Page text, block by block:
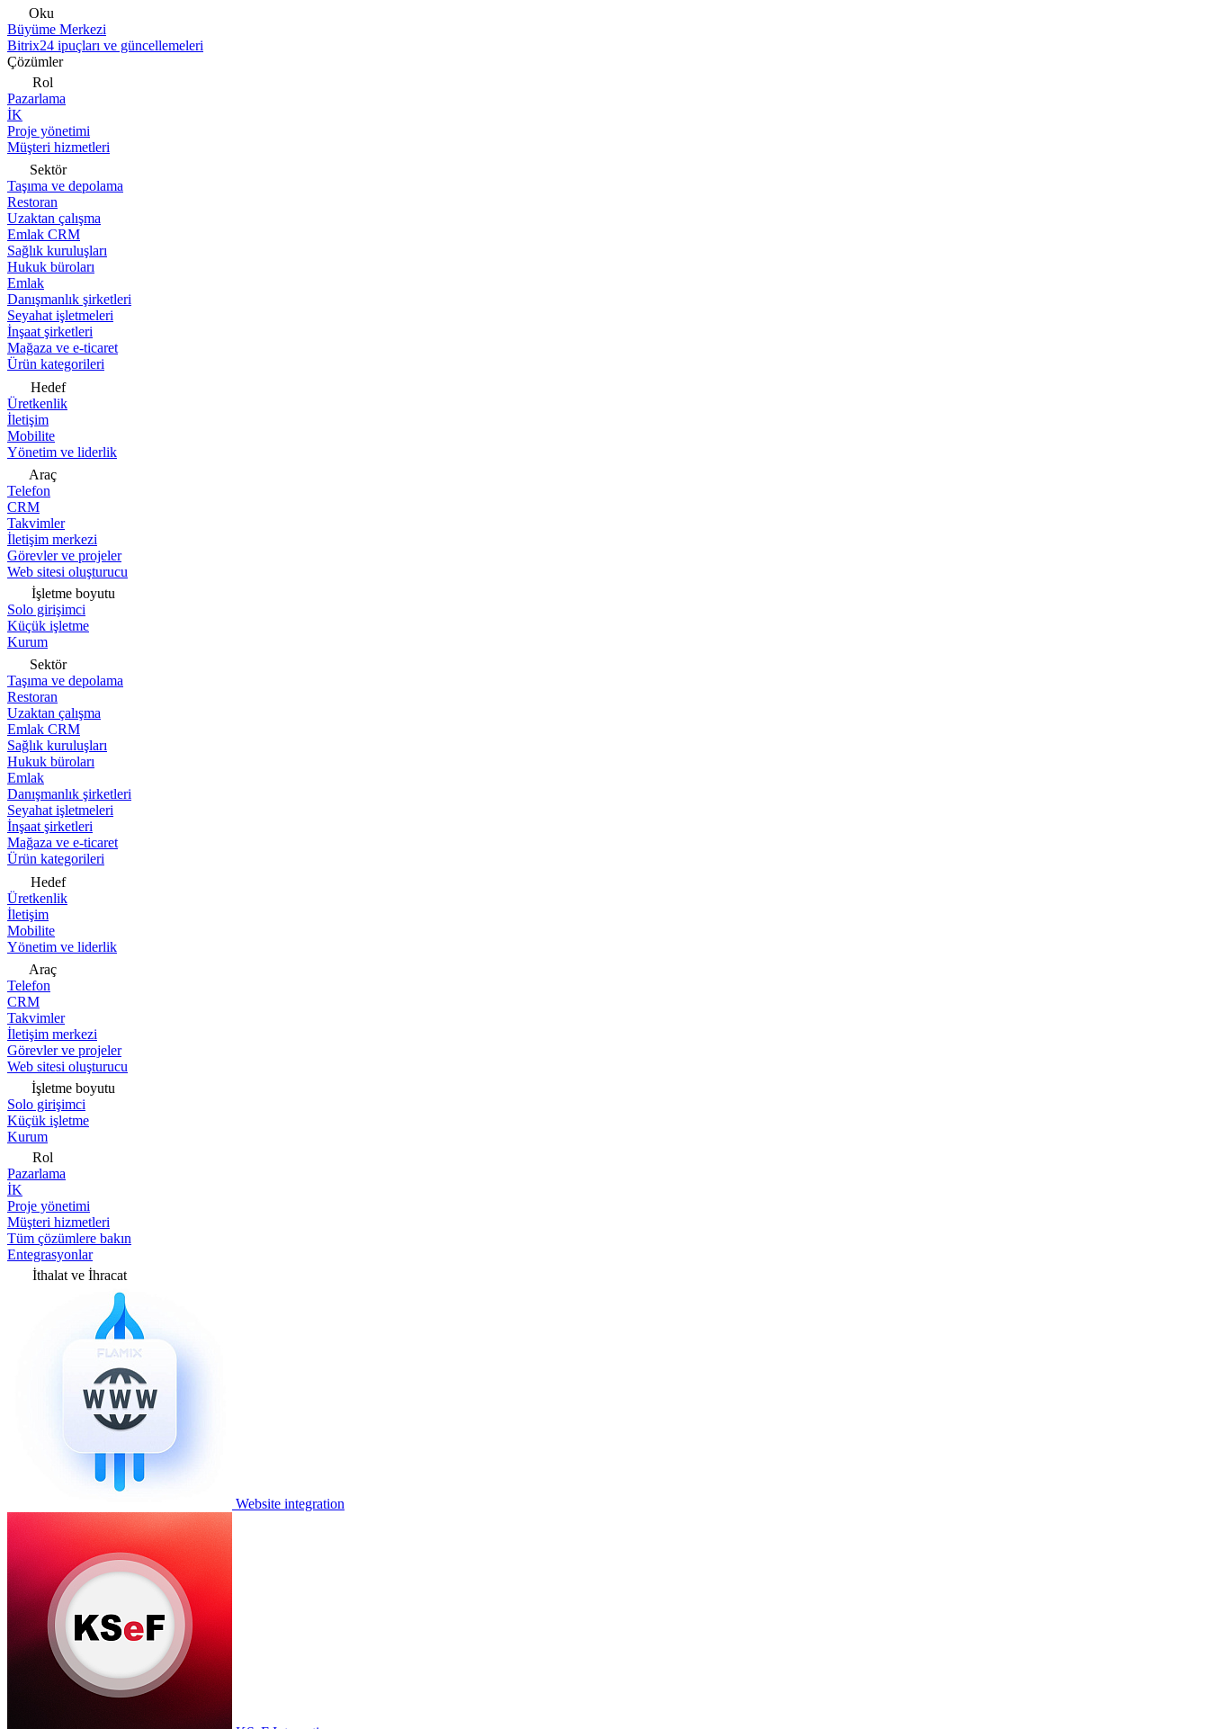
Oku
Büyüme Merkezi
Bitrix24 ipuçları ve güncellemeleri
Çözümler
Rol
Pazarlama
İK
Proje yönetimi
Müşteri hizmetleri
Sektör
Taşıma ve depolama
Restoran
Uzaktan çalışma
Emlak CRM
Sağlık kuruluşları
Hukuk büroları
Emlak
Danışmanlık şirketleri
Seyahat işletmeleri
İnşaat şirketleri
Mağaza ve e-ticaret
Ürün kategorileri
Hedef
Üretkenlik
İletişim
Mobilite
Yönetim ve liderlik
Araç
Telefon
CRM
Takvimler
İletişim merkezi
Görevler ve projeler
Web sitesi oluşturucu
İşletme boyutu
Solo girişimci
Küçük işletme
Kurum
Sektör
Taşıma ve depolama
Restoran
Uzaktan çalışma
Emlak CRM
Sağlık kuruluşları
Hukuk büroları
Emlak
Danışmanlık şirketleri
Seyahat işletmeleri
İnşaat şirketleri
Mağaza ve e-ticaret
Ürün kategorileri
Hedef
Üretkenlik
İletişim
Mobilite
Yönetim ve liderlik
Araç
Telefon
CRM
Takvimler
İletişim merkezi
Görevler ve projeler
Web sitesi oluşturucu
İşletme boyutu
Solo girişimci
Küçük işletme
Kurum
Rol
Pazarlama
İK
Proje yönetimi
Müşteri hizmetleri
Tüm çözümlere bakın
Entegrasyonlar
İthalat ve İhracat
Website integration